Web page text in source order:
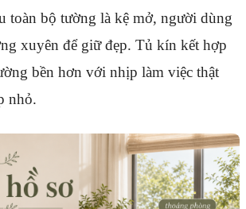
toàn bộ tường là kệ mở, người dùng
xuyên để giữ đẹp. Tủ kín kết hợp
bền hơn với nhịp làm việc thật
nhỏ.